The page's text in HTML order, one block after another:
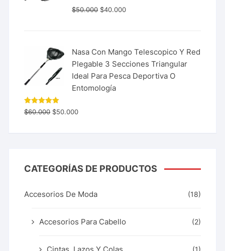
$50.000 $40.000
Nasa Con Mango Telescopico Y Red
Plegable 3 Secciones Triangular
Ideal Para Pesca Deportiva O
Entomología
Valorado
con 5.00
$60.000 $50.000
CATEGORÍAS DE PRODUCTOS
Accesorios De Moda (18)
Accesorios Para Cabello (2)